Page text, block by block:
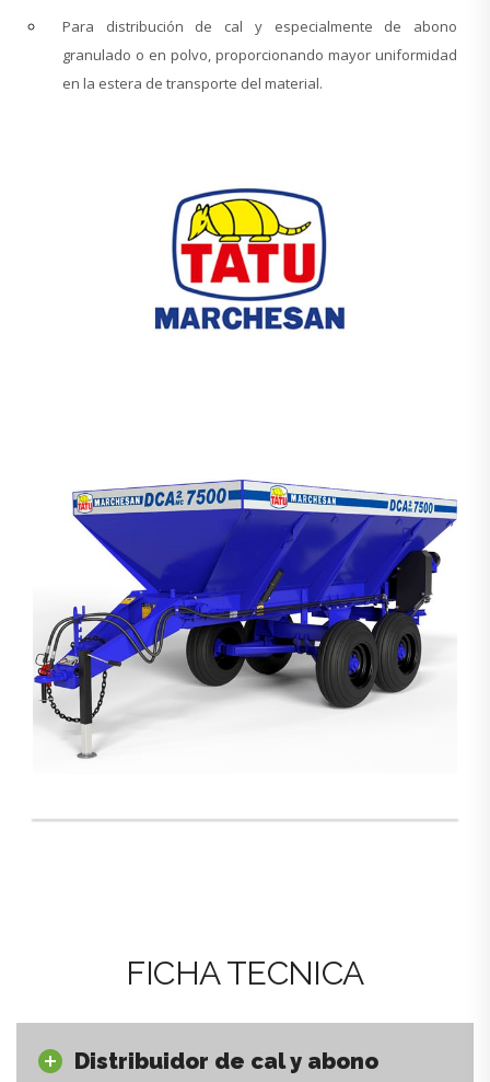
Para distribución de cal y especialmente de abono
granulado o en polvo, proporcionando mayor uniformidad
en la estera de transporte del material.
FICHA TECNICA
Distribuidor de cal y abono